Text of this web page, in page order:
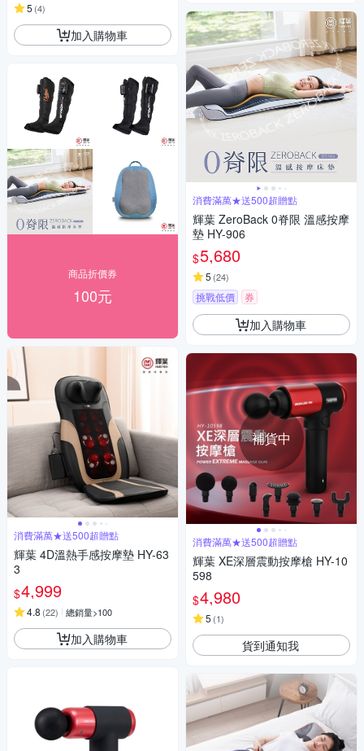
5 (4)
加入購物車
商品折價券
100元
消費滿萬★送500超贈點
輝葉 4D溫熱手感按摩墊 HY-63
3
$4,999
4.8 (22) 總銷量>100
加入購物車
消費滿萬★送500超贈點
輝葉 ZeroBack 0脊限 溫感按摩
墊 HY-906
$5,680
5 (24)
挑戰低價 券
加入購物車
補貨中
消費滿萬★送500超贈點
輝葉 XE深層震動按摩槍 HY-10
598
$4,980
5 (1)
貨到通知我